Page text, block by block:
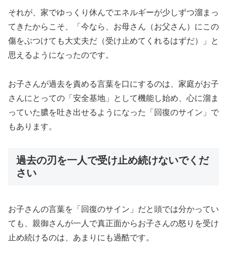
それが、家でゆっくり休んでエネルギーが少しずつ溜まっ
てきたからこそ、「今なら、お母さん（お父さん）にこの
傷をぶつけても大丈夫だ（受け止めてくれるはずだ）」と
思えるようになったのです。
お子さんが過去を責める言葉を口にするのは、家庭がお子
さんにとっての「安全基地」として機能し始め、心に溜ま
っていた膿を吐き出せるようになった「回復のサイン」で
もあります。
過去の刃を一人で受け止め続けないでくだ
さい
お子さんの言葉を「回復のサイン」だと頭では分かってい
ても、親御さんが一人で真正面からお子さんの怒りを受け
止め続けるのは、あまりにも過酷です。